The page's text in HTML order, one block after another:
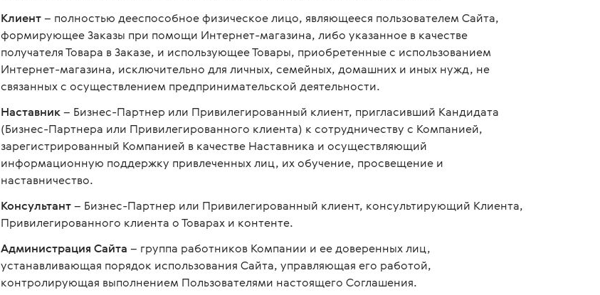
Клиент– полностью дееспособное физическое лицо, являющееся пользователем Сайта,
формирующее Заказы при помощи Интернет-магазина, либо указанное в качестве
получателя Товара в Заказе, и использующее Товары, приобретенные с использованием
Интернет-магазина, исключительно для личных, семейных, домашних и иных нужд, не
связанных с осуществлением предпринимательской деятельности.
Наставник– Бизнес-Партнер или Привилегированный клиент, пригласивший Кандидата
(Бизнес-Партнера или Привилегированного клиента) к сотрудничеству с Компанией,
зарегистрированный Компанией в качестве Наставника и осуществляющий
информационную поддержку привлеченных лиц, их обучение, просвещение и
наставничество.
Консультант– Бизнес-Партнер или Привилегированный клиент, консультирующий Клиента,
Привилегированного клиента о Товарах и контенте.
Администрация Сайта – группа работников Компании и ее доверенных лиц,
устанавливающая порядок использования Сайта, управляющая его работой,
контролирующая выполнением Пользователями настоящего Соглашения.